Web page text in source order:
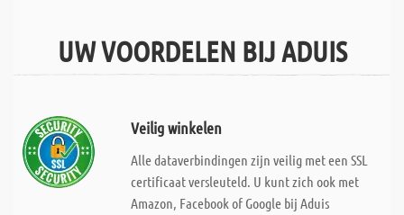
UW VOORDELEN BIJ ADUIS
Veilig winkelen
Alle dataverbindingen zijn veilig met een SSL
certificaat versleuteld. U kunt zich ook met
Amazon, Facebook of Google bij Aduis